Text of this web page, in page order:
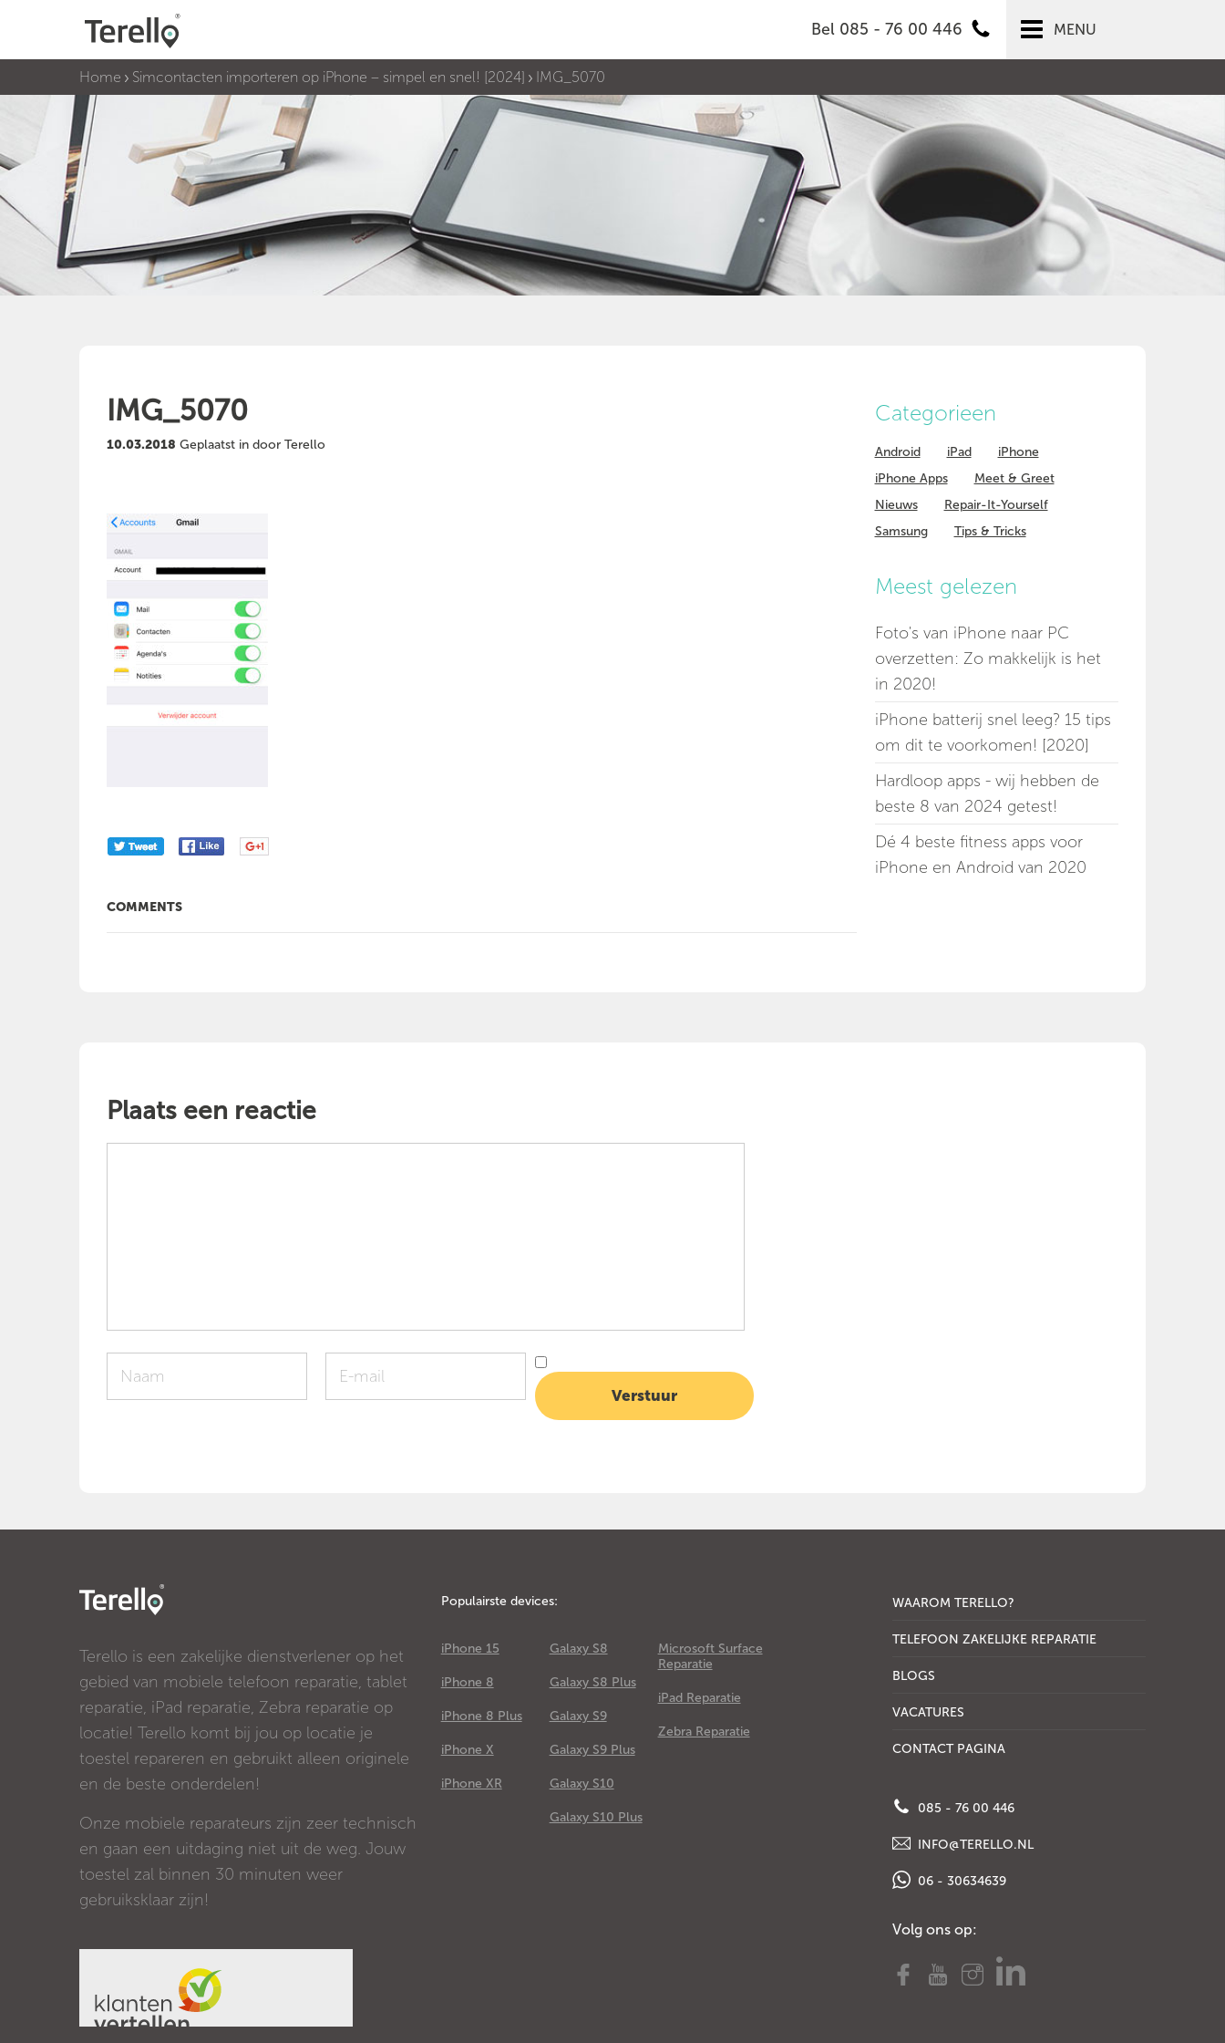
Bel 085 - 76 00 446 MENU
Home Simcontacten importeren op iPhone – simpel en snel! [2024] IMG_5070
IMG_5070
10.03.2018 Geplaatst in door Terello
COMMENTS
Categorieen
Android iPad
iPhone
iPhone Apps
Meet & Greet
Nieuws
Repair-It-Yourself
Samsung
Tips & Tricks
Meest gelezen
Foto's van iPhone naar PC
overzetten: Zo makkelijk is het
in 2020!
iPhone batterij snel leeg? 15 tips
om dit te voorkomen! [2020]
Hardloop apps - wij hebben de
beste 8 van 2024 getest!
Dé 4 beste fitness apps voor
iPhone en Android van 2020
Plaats een reactie
Terello is een zakelijke dienstverlener op het
gebied van mobiele telefoon reparatie, tablet
reparatie, iPad reparatie, Zebra reparatie op
locatie! Terello komt bij jou op locatie je
toestel repareren en gebruikt alleen originele
en de beste onderdelen!
Onze mobiele reparateurs zijn zeer technisch
en gaan een uitdaging niet uit de weg. Jouw
toestel zal binnen 30 minuten weer
gebruiksklaar zijn!
Populairste devices:
iPhone 15
iPhone 8
iPhone 8 Plus
iPhone X
iPhone XR
Galaxy S8
Galaxy S8 Plus
Galaxy S9
Galaxy S9 Plus
Galaxy S10
Galaxy S10 Plus
Microsoft Surface
Reparatie
iPad Reparatie
Zebra Reparatie
WAAROM TERELLO?
TELEFOON ZAKELIJKE REPARATIE
BLOGS
VACATURES
CONTACT PAGINA
085 - 76 00 446
INFO@TERELLO.NL
06 - 30634639
Volg ons op: